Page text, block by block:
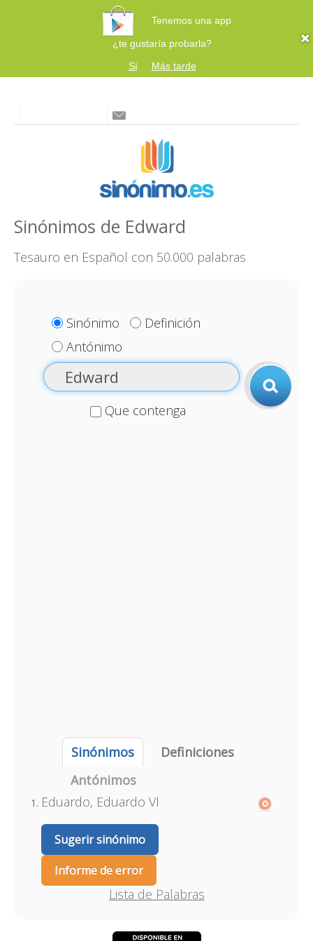
Tenemos una app
¿te gustaría probarla?
Sí
Más tarde
Sinónimos de Edward
Tesauro en Español con 50.000 palabras
Sinónimo
Definición
Antónimo
Que contenga
Sinónimos
Definiciones
Antónimos
Eduardo, Eduardo VI
Sugerir sinónimo
Informe de error
Lista de Palabras